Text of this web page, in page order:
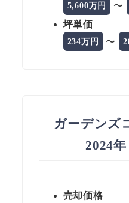
5,600万円 〜
坪単価
234万円 〜
ガーデンズ
2024
売却価格